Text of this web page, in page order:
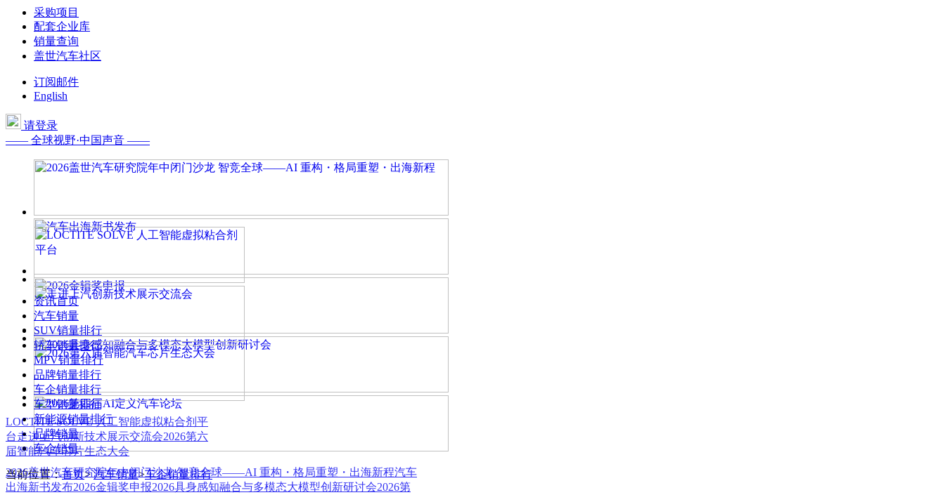
采购项目
配套企业库
销量查询
盖世汽车社区
订阅邮件
English
请登录
—— 全球视野·中国声音 ——
2026盖世汽车研究院年中闭门沙龙 智竞全球——AI 重构・格局重塑・出海新程汽车
出海新书发布2026金辑奖申报2026具身感知融合与多模态大模型创新研讨会2026第
LOCTITE SOLVE 人工智能虚拟粘合剂平
台走进上汽创新技术展示交流会2026第六
届智能汽车芯片生态大会
资讯首页
汽车销量
SUV销量排行
轿车销量排行
MPV销量排行
品牌销量排行
车企销量排行
车型销量排行
新能源销量排行
品牌销量
车企销量
当前位置：首页>汽车销量>车企销量排行